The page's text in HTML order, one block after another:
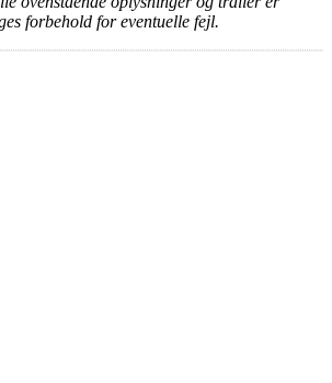
forbehold for eventuelle fejl.